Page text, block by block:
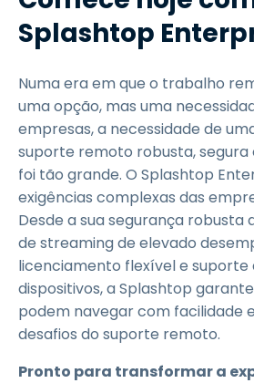
Splashtop
Numa era em que o trabalho
uma opção, mas uma
empresas, a necessidade de
suporte remoto robusta, segura
foi tão grande. O Splashtop
exigências complexas das
Desde a sua segurança robusta
de streaming de elevado
licenciamento flexível e suporte
dispositivos, a Splashtop
podem navegar com facilidade
desafios do suporte remoto.
Pronto para transformar a